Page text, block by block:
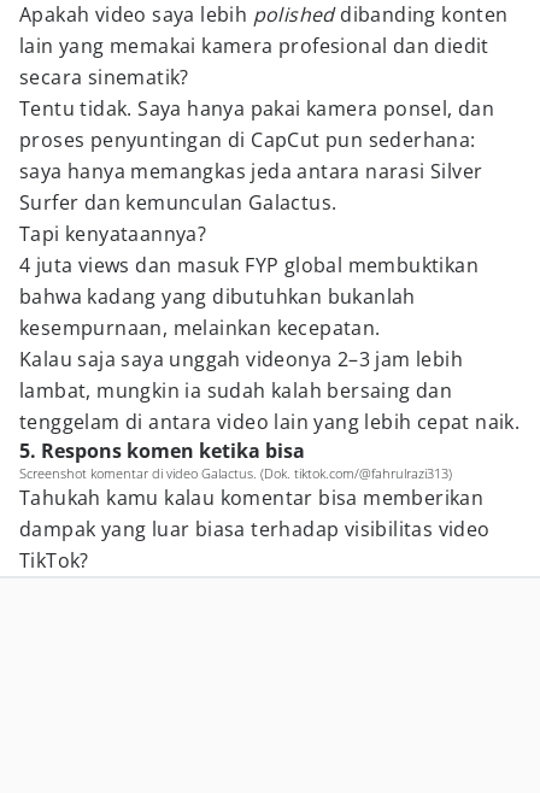
Apakah video saya lebih polisheddibanding konten
lain yang memakai kamera profesional dan diedit
secara sinematik?
Tentu tidak. Saya hanya pakai kamera ponsel, dan
proses penyuntingan di CapCut pun sederhana:
saya hanya memangkas jeda antara narasi Silver
Surfer dan kemunculan Galactus.
Tapi kenyataannya?
4 juta views dan masuk FYP global membuktikan
bahwa kadang yang dibutuhkan bukanlah
kesempurnaan, melainkan kecepatan.
Kalau saja saya unggah videonya 2–3 jam lebih
lambat, mungkin ia sudah kalah bersaing dan
tenggelam di antara video lain yang lebih cepat naik.
5. Respons komen ketika bisa
Screenshot komentar di video Galactus. (Dok. tiktok.com/@fahrulrazi313)
Tahukah kamu kalau komentar bisa memberikan
dampak yang luar biasa terhadap visibilitas video
TikTok?